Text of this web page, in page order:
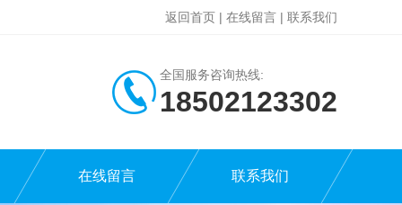
返回首页 | 在线留言 | 联系我们
全国服务咨询热线:
18502123302
在线留言 联系我们